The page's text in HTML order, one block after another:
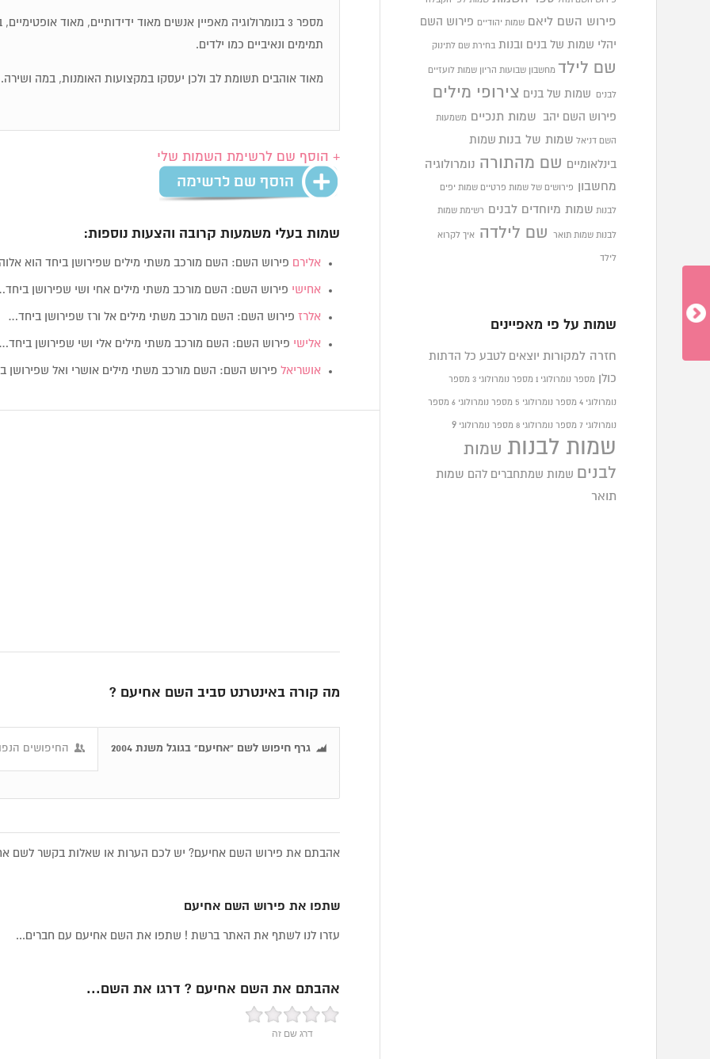
מספר 3 בנומרולוגיה מאפיין אנשים מאוד ידידותיים, מאוד
תמימים ונאיביים כמו ילדים.
מאוד אוהבים תשומת לב ולכן יעסקו במקצועות האומנות, במה ושירה.
+ הוסף שם לרשימת השמות שלי
שמות בעלי משמעות קרובה והצעות נוספות:
אלירם פירוש השם: השם מורכב משתי מילים שפירושן ביחד הוא
אחישי פירוש השם: השם מורכב משתי מילים אחי ושי שפירושן
אלרז פירוש השם: השם מורכב משתי מילים אל ורז שפירושן ביחד…
אלישי פירוש השם: השם מורכב משתי מילים אלי ושי שפירושן
אושריאל פירוש השם: השם מורכב משתי מילים אושרי ואל שפירושן
מה קורה באינטרנט סביב השם אחיעם ?
גרף חיפוש לשם "אחיעם" בגוגל משנת 2004 החיפושים
אהבתם את פירוש השם אחיעם? יש לכם הערות או שאלות בקשר לשם
שתפו את פירוש השם אחיעם
עזרו לנו לשתף את האתר ברשת ! שתפו את השם אחיעם עם חברים...
אהבתם את השם אחיעם ? דרגו את השם...
דרג שם זה
פירוש השם ליאם שמות יהודיים פירוש השם
יהלי שמות של בנים ובנות בחירת שם לתינוק
שם לילד מחשבון שבועות הריון שמות לועזיים
לבנים שמות של בנים צירופי מילים
פירוש השם יהב שמות תנכיים משמעות
השם דניאל שמות של בנות שמות
בינלאומיים שם מהתורה נומרולוגיה
מחשבון פירושים של שמות פרטיים שמות יפים
לבנות שמות מיוחדים לבנים רשימת שמות
לבנות שמות תואר שם לילדה איך לקרוא
לילד
שמות על פי מאפיינים
חזרה למקורות יוצאים לטבע כל הדתות
כולן מספר נומרולוגי 1 מספר נומרולוגי 3 מספר
נומרולוגי 4 מספר נומרולוגי 5 מספר נומרולוגי 6 מספר
נומרולוגי 7 מספר נומרולוגי 8 מספר נומרולוגי9
שמות לבנות שמות
לבנים
שמות שמתחברים להם שמות
תואר